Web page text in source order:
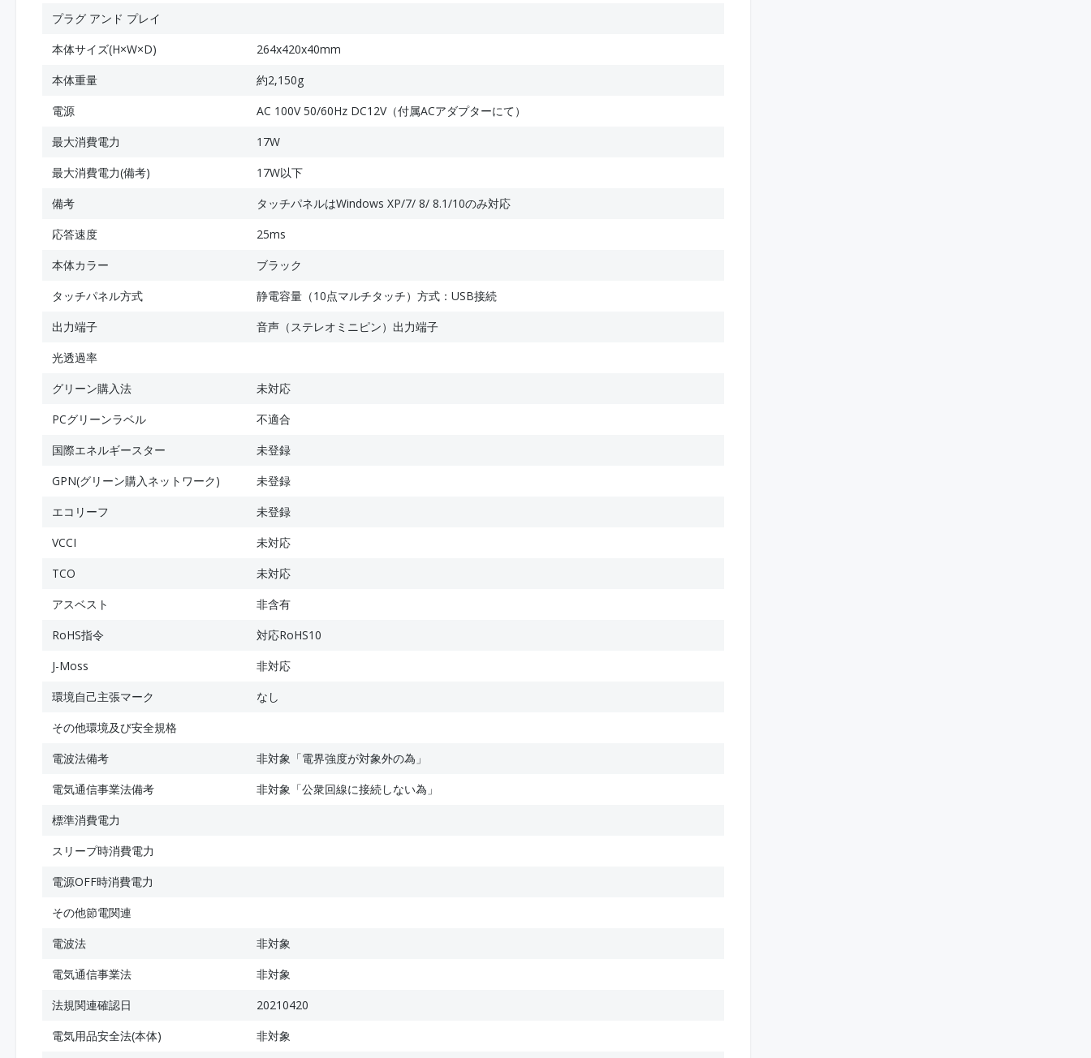
プラグ アンド プレイ
本体サイズ(H×W×D)
264x420x40mm
本体重量
約2,150g
電源
AC 100V 50/60Hz DC12V（付属ACアダプターにて）
最大消費電力
17W
最大消費電力(備考)
17W以下
備考
タッチパネルはWindows XP/7/ 8/ 8.1/10のみ対応
応答速度
25ms
本体カラー
ブラック
タッチパネル方式
静電容量（10点マルチタッチ）方式：USB接続
出力端子
音声（ステレオミニピン）出力端子
光透過率
グリーン購入法
未対応
PCグリーンラベル
不適合
国際エネルギースター
未登録
GPN(グリーン購入ネットワーク)
未登録
エコリーフ
未登録
VCCI
未対応
TCO
未対応
アスベスト
非含有
RoHS指令
対応RoHS10
J-Moss
非対応
環境自己主張マーク
なし
その他環境及び安全規格
電波法備考
非対象「電界強度が対象外の為」
電気通信事業法備考
非対象「公衆回線に接続しない為」
標準消費電力
スリープ時消費電力
電源OFF時消費電力
その他節電関連
電波法
非対象
電気通信事業法
非対象
法規関連確認日
20210420
電気用品安全法(本体)
非対象